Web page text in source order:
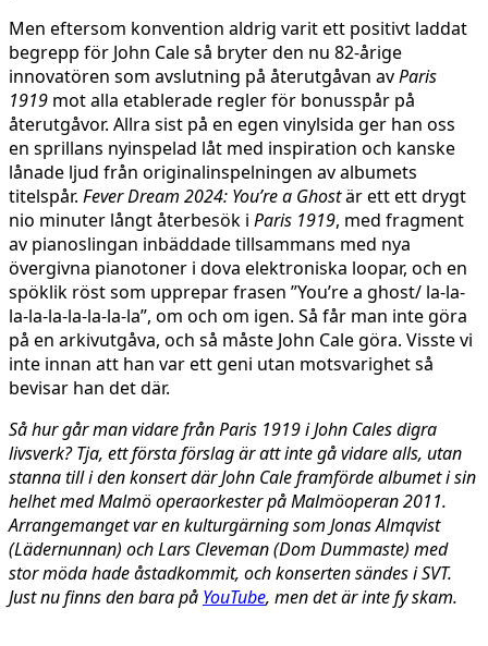
Men eftersom konvention aldrig varit ett positivt laddat
begrepp för John Cale så bryter den nu 82-årige
innovatören som avslutning på återutgåvan avParis
1919 mot alla etablerade regler för bonusspår på
återutgåvor. Allra sist på en egen vinylsida ger han oss
en sprillans nyinspelad låt med inspiration och kanske
lånade ljud från originalinspelningen av albumets
titelspår. Fever Dream 2024: You’re a Ghostär ett ett drygt
nio minuter långt återbesök i Paris 1919, med fragment
av pianoslingan inbäddade tillsammans med nya
övergivna pianotoner i dova elektroniska loopar, och en
spöklik röst som upprepar frasen ”You’re a ghost/ la-la-
la-la-la-la-la-la-la”, om och om igen. Så får man inte göra
på en arkivutgåva, och så måste John Cale göra. Visste vi
inte innan att han var ett geni utan motsvarighet så
bevisar han det där.
Så hur går man vidare från Paris 1919 i John Cales digra
livsverk? Tja, ett första förslag är att inte gå vidare alls, utan
stanna till i den konsert där John Cale framförde albumet i sin
helhet med Malmö operaorkester på Malmöoperan 2011.
Arrangemanget var en kulturgärning som Jonas Almqvist
(Lädernunnan) och Lars Cleveman (Dom Dummaste) med
stor möda hade åstadkommit, och konserten sändes i SVT.
Just nu finns den bara på YouTube, men det är inte fy skam.